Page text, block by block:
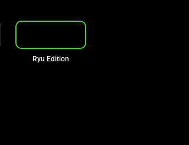
Ryu Edition